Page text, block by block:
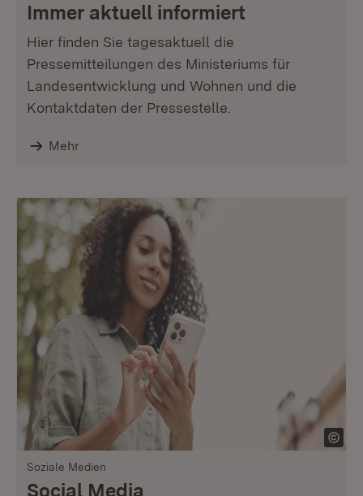
Immer aktuell informiert
Hier finden Sie tagesaktuell die
Pressemitteilungen des Ministeriums für
Landesentwicklung und Wohnen und die
Kontaktdaten der Pressestelle.
Mehr
Soziale Medien
Social Media